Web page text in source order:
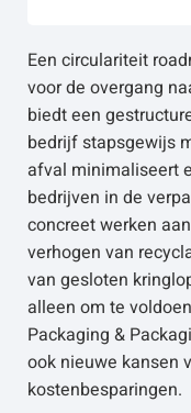
Een circulariteit
voor de overgang
biedt een
bedrijf stapsgewijs
afval minimaliseert
bedrijven in de
concreet werken aan
verhogen van
van gesloten
alleen om te
Packaging &
ook nieuwe kansen
kostenbesparingen.